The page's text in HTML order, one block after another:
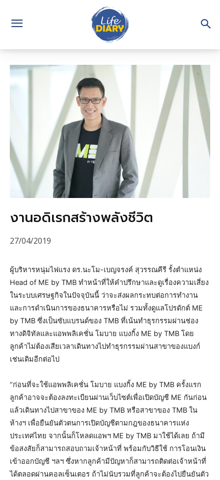
งานอดิเรกสร้างพลังชีวิต
27/04/2019
ผู้บริหารหนุ่มไฟแรง ดร.นะโม-เบญจรงค์ สุวรรณคีรี รั้งตำแหน่ง
Head of ME by TMB ทำหน้าที่ให้คำปรึกษาและดูเรื่องความเสี่ยง
ในระบบเศรษฐกิจในปัจจุบันนี้ ว่าจะส่งผลกระทบต่อการทำงาน
และการดำเนินการของธนาคารหรือไม่ รวมทั้งดูแลโปรดักต์ ME
by TMB ซึ่งเป็นซับแบรนด์ของ TMB ที่เน้นทำธุรกรรมผ่านช่อง
ทางดิจิทัลและแอพพลิเคชั่น โมบาย แบงกิ้ง ME by TMB โดย
ลูกค้าไม่ต้องเสียเวลาเดินทางไปทำธุรกรรมผ่านสาขาของแบงก์
เช่นเดิมอีกต่อไป
“ก่อนที่จะใช้แอพพลิเคชั่น โมบาย แบงกิ้ง ME by TMB ครั้งแรก
ลูกค้าอาจจะต้องลงทะเบียนผ่านเว็บไซต์เพื่อเปิดบัญชี ME กันก่อน
แล้วเดินทางไปสาขาของ ME by TMB หรือสาขาของ TMB ใน
ห้างฯ เพื่อยืนยันตัวตนการเปิดบัญชีตามกฎของธนาคารแห่ง
ประเทศไทย จากนั้นก็โหลดแอพฯ ME by TMB มาใช้ได้เลย ถ้ามี
ข้อสงสัยก็สามารถสอบถามเจ้าหน้าที่ พร้อมกับวิธีใช้ การโอนเงิน
เข้าออกบัญชี ฯลฯ ซึ่งหากลูกค้ามีปัญหาก็สามารถติดต่อเจ้าหน้าที่
ได้ตลอดผ่านคอลเซ็นเตอร ถ้าไม่นับรวมที่ลูกค้าจะต้องไปยืนยันตัว